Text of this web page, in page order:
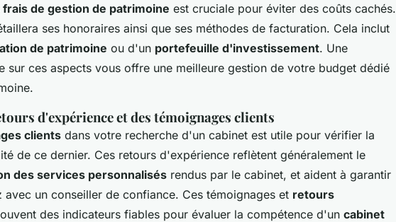
frais de gestion de patrimoine est cruciale pour éviter des coûts cachés.
ses honoraires ainsi que ses méthodes de facturation. Cela inclut
de patrimoine ou d'un portefeuille d'investissement. Une
sur ces aspects vous offre une meilleure gestion de votre budget dédié
d'expérience et des témoignages clients
clients dans votre recherche d'un cabinet est utile pour vérifier la
de ce dernier. Ces retours d'expérience reflètent généralement le
des services personnalisés rendus par le cabinet, et aident à garantir
avec un conseiller de confiance. Ces témoignages et retours
des indicateurs fiables pour évaluer la compétence d'un cabinet